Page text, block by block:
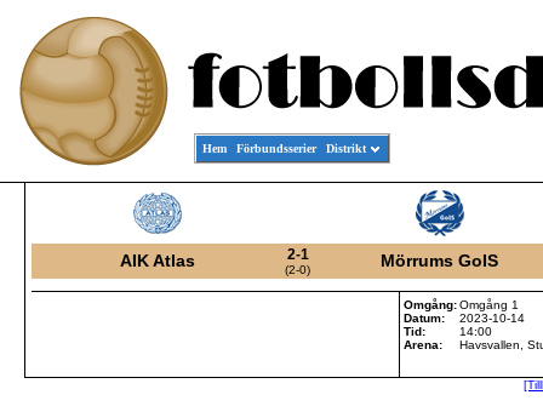
Hem Förbundsserier Distrikt
AIK Atlas 2-1
(2-0) Mörrums GoIS
Omgång:Omgång 1
Datum:
2023-10-14
Tid:
14:00
Arena:
Havsvallen,